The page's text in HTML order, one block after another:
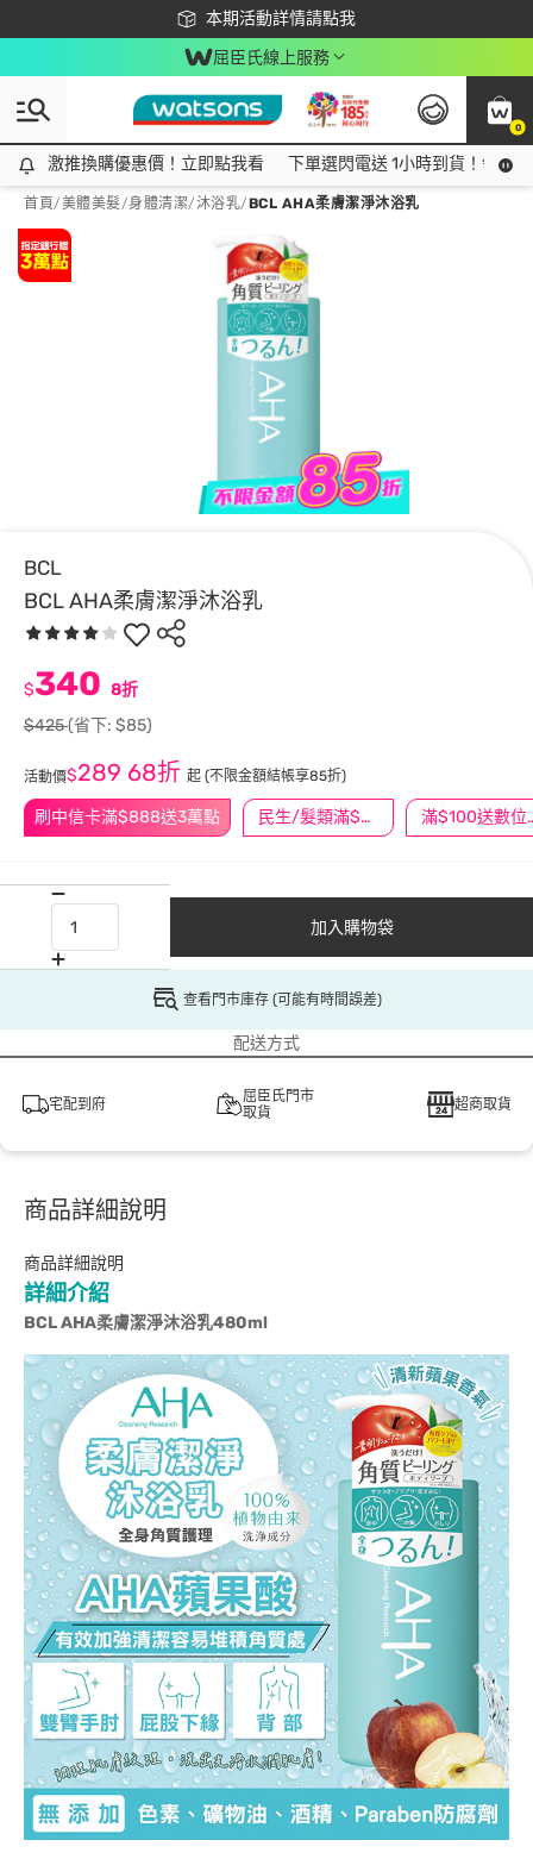
本期活動詳情請點我
下載app最高回饋$350
屈臣氏線上服務
0
激推換購優惠價！立即點我看
激推換購優惠價！立即點我看 下單選閃電送 1小時到貨！領神
首頁/美體美髮/身體清潔/沐浴乳/BCL AHA柔膚潔淨沐浴乳
BCL
BCL AHA柔膚潔淨沐浴乳
刷中信卡滿$888送3萬點 民生/髮類滿$388送舒潔冰巾 滿
$340 8折
$425(省下: $85)
活動價$289 68折 起 (不限金額結帳享85折)
加入購物袋
查看門市庫存 (可能有時間誤差)
配送方式
宅配到府
屈臣氏門市
取貨
超商取貨
商品詳細說明
商品詳細說明
詳細介紹
BCL AHA柔膚潔淨沐浴乳480ml